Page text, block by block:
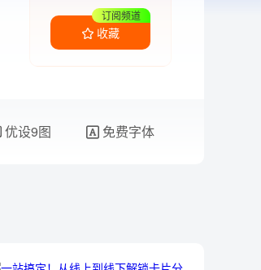
收藏
订阅频道
优设9图 免费字体